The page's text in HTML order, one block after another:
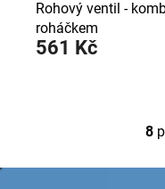
561 Kč
Rohový ventil -
roháčkem
8
Z